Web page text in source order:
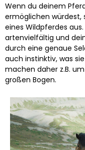
Wenn du deinem
ermöglichen würdest,
eines Wildpferdes
artenvielfältig und
durch eine genaue
auch instinktiv, was
machen daher z.B. um
großen Bogen.